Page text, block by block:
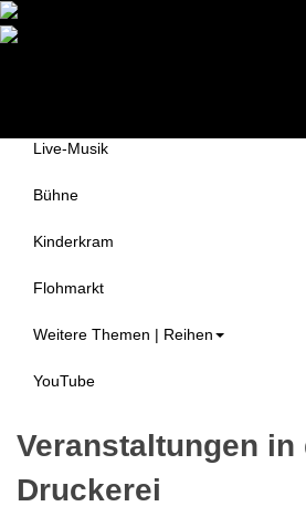
Themen
Live-Musik
Bühne
Kinderkram
Flohmarkt
Weitere Themen | Reihen
YouTube
Veranstaltungen in
Druckerei